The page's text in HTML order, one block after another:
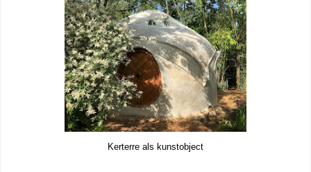
Kerterre als kunstobject